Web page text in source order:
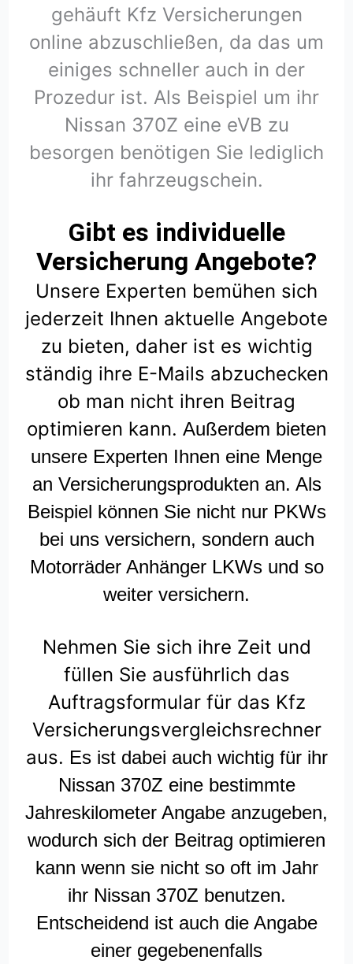
gehäuft Kfz Versicherungen
online abzuschließen, da das um
einiges schneller auch in der
Prozedur ist. Als Beispiel um ihr
Nissan 370Z eine eVB zu
besorgen benötigen Sie lediglich
ihr fahrzeugschein.
Gibt es individuelle
Versicherung Angebote?
Unsere Experten bemühen sich
jederzeit Ihnen aktuelle Angebote
zu bieten, daher ist es wichtig
ständig ihre E-Mails abzuchecken
ob man nicht ihren Beitrag
optimieren kann. Außerdem bieten
unsere Experten Ihnen eine Menge
an Versicherungsprodukten an. Als
Beispiel können Sie nicht nur PKWs
bei uns versichern, sondern auch
Motorräder Anhänger LKWs und so
weiter versichern.
Nehmen Sie sich ihre Zeit und
füllen Sie ausführlich das
Auftragsformular für das Kfz
Versicherungsvergleichsrechner
aus. Es ist dabei auch wichtig für ihr
Nissan 370Z eine bestimmte
Jahreskilometer Angabe anzugeben,
wodurch sich der Beitrag optimieren
kann wenn sie nicht so oft im Jahr
ihr Nissan 370Z benutzen.
Entscheidend ist auch die Angabe
einer gegebenenfalls